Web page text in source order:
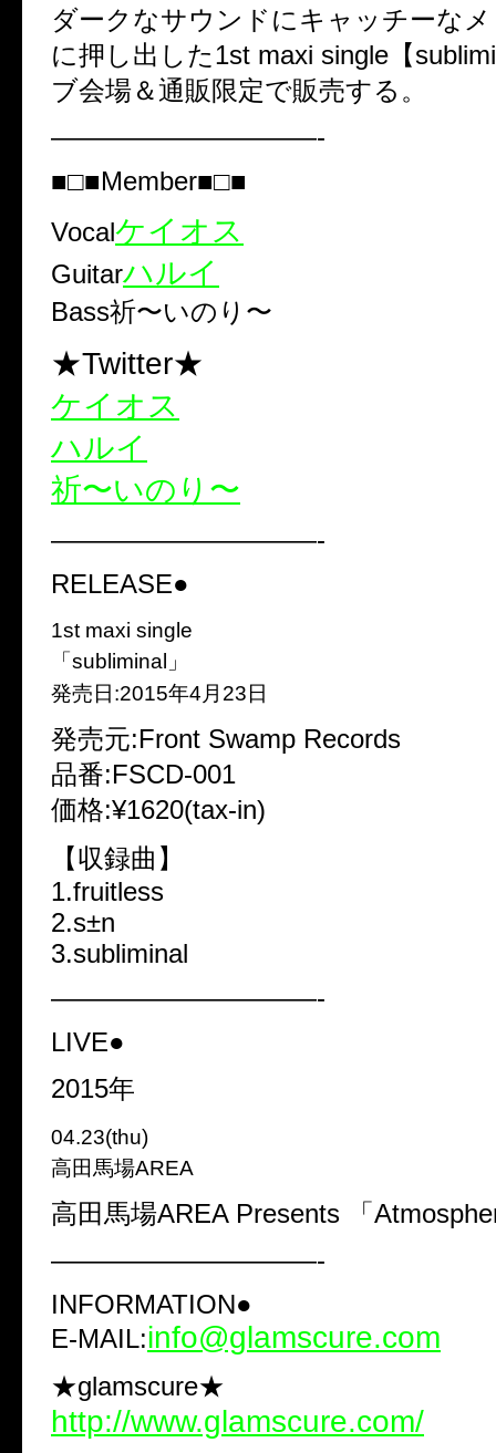
ダークなサウンドにキャッチーな
に押し出した1st maxi single【
ブ会場＆通販限定で販売する。
——————————-
■□■Member■□■
Vocalケイオス
Guitarハルイ
Bass祈〜いのり〜
★Twitter★
ケイオス
ハルイ
祈〜いのり〜
——————————-
RELEASE●
1st maxi single
「subliminal」
発売日:2015年4月23日
発売元:Front Swamp Records
品番:FSCD-001
価格:¥1620(tax-in)
【収録曲】
1.fruitless
2.s±n
3.subliminal
——————————-
LIVE●
2015年
04.23(thu)
高田馬場AREA
高田馬場AREA Presents 「
——————————-
INFORMATION●
E-MAIL:info@glamscure.com
★glamscure★
http://www.glamscure.com/